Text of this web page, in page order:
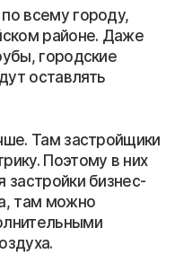
всему городу,
районе. Даже
городские
оставлять
Там застройщики
Поэтому в них
застройки бизнес-
там можно